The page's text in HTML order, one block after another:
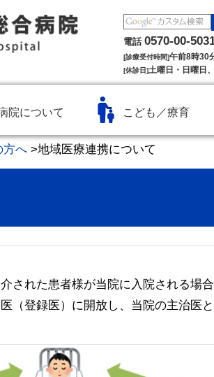
電話 0570-00-
[診療受付時間]午前8時30
[休診日]土曜日・日曜日
院について こども／療育
方へ >地域医療連携について
された患者様が当院に入院される場
（登録医）に開放し、当院の主治医